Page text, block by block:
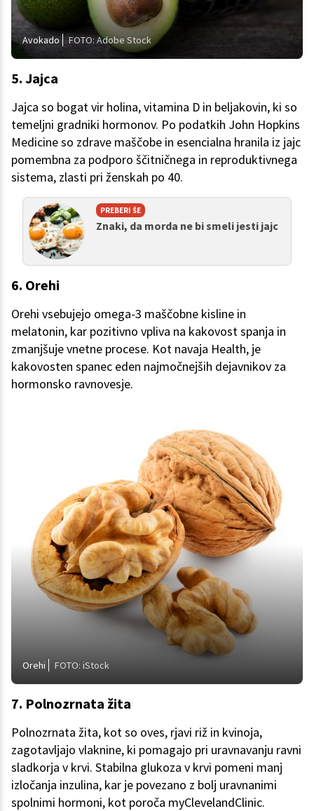
Avokado FOTO: Adobe Stock
5. Jajca
Jajca so bogat vir holina, vitamina D in beljakovin, ki so
temeljni gradniki hormonov. Po podatkih John Hopkins
Medicine so zdrave maščobe in esencialna hranila iz jajc
pomembna za podporo ščitničnega in reproduktivnega
sistema, zlasti pri ženskah po 40.
PREBERI ŠE
Znaki, da morda ne bi smeli jesti jajc
6. Orehi
Orehi vsebujejo omega-3 maščobne kisline in
melatonin, kar pozitivno vpliva na kakovost spanja in
zmanjšuje vnetne procese. Kot navaja Health, je
kakovosten spanec eden najmočnejših dejavnikov za
hormonsko ravnovesje.
Orehi FOTO: iStock
7. Polnozrnata žita
Polnozrnata žita, kot so oves, rjavi riž in kvinoja,
zagotavljajo vlaknine, ki pomagajo pri uravnavanju ravni
sladkorja v krvi. Stabilna glukoza v krvi pomeni manj
izločanja inzulina, kar je povezano z bolj uravnanimi
spolnimi hormoni, kot poroča myClevelandClinic.